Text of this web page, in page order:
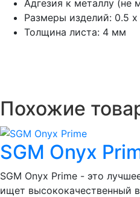
Адгезия к металлу (не
Размеры изделий: 0.5 х
Толщина листа: 4 мм
Похожие
SGM Onyx
SGM Onyx Prime - это
ищет высококачественный